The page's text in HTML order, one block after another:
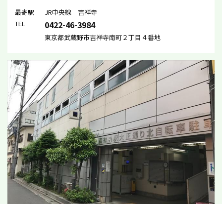
最寄駅
JR中央線 吉祥寺
TEL
0422-46-3984
東京都武蔵野市吉祥寺南町２丁目４番地